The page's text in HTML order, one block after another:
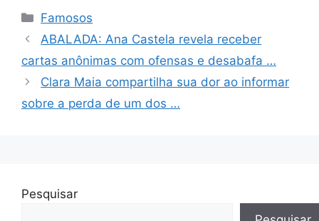
Categorias
Famosos
ABALADA: Ana Castela revela receber
cartas anônimas com ofensas e desabafa …
Clara Maia compartilha sua dor ao informar
sobre a perda de um dos …
Pesquisar